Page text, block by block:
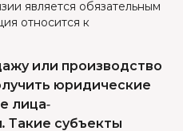
является обязательным
относится к
или производство
юридические
лица-
Такие субъекты